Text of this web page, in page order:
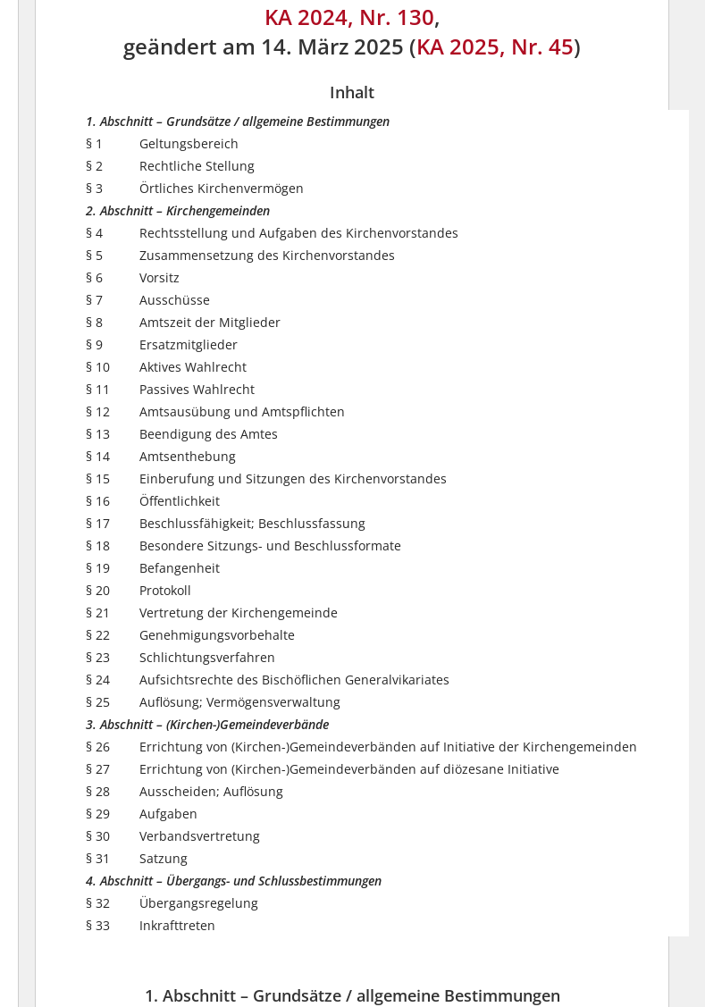
KA 2024, Nr. 130,
geändert am 14. März 2025 (KA 2025, Nr. 45)
Inhalt
1. Abschnitt – Grundsätze / allgemeine Bestimmungen
§ 1
Geltungsbereich
§ 2
Rechtliche Stellung
§ 3
Örtliches Kirchenvermögen
2. Abschnitt – Kirchengemeinden
§ 4
Rechtsstellung und Aufgaben des Kirchenvorstandes
§ 5
Zusammensetzung des Kirchenvorstandes
§ 6
Vorsitz
§ 7
Ausschüsse
§ 8
Amtszeit der Mitglieder
§ 9
Ersatzmitglieder
§ 10
Aktives Wahlrecht
§ 11
Passives Wahlrecht
§ 12
Amtsausübung und Amtspflichten
§ 13
Beendigung des Amtes
§ 14
Amtsenthebung
§ 15
Einberufung und Sitzungen des Kirchenvorstandes
§ 16
Öffentlichkeit
§ 17
Beschlussfähigkeit; Beschlussfassung
§ 18
Besondere Sitzungs- und Beschlussformate
§ 19
Befangenheit
§ 20
Protokoll
§ 21
Vertretung der Kirchengemeinde
§ 22
Genehmigungsvorbehalte
§ 23
Schlichtungsverfahren
§ 24
Aufsichtsrechte des Bischöflichen Generalvikariates
§ 25
Auflösung; Vermögensverwaltung
3. Abschnitt – (Kirchen-)Gemeindeverbände
§ 26
Errichtung von (Kirchen-)Gemeindeverbänden auf Initiative der Kirchengemeinden
§ 27
Errichtung von (Kirchen-)Gemeindeverbänden auf diözesane Initiative
§ 28
Ausscheiden; Auflösung
§ 29
Aufgaben
§ 30
Verbandsvertretung
§ 31
Satzung
4. Abschnitt – Übergangs- und Schlussbestimmungen
§ 32
Übergangsregelung
§ 33
Inkrafttreten
1. Abschnitt – Grundsätze / allgemeine Bestimmungen